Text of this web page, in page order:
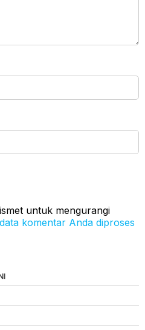
untuk mengurangi
komentar Anda diproses